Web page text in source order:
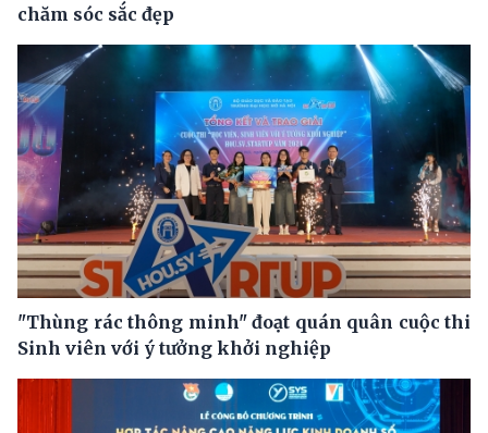
chăm sóc sắc đẹp
"Thùng rác thông minh" đoạt quán quân cuộc thi
Sinh viên với ý tưởng khởi nghiệp